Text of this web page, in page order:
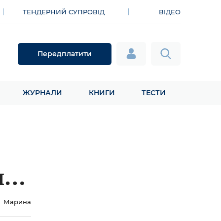
ТЕНДЕРНИЙ СУПРОВІД ВІДЕО
Передплатити
ЖУРНАЛИ КНИГИ ТЕСТИ
Марина